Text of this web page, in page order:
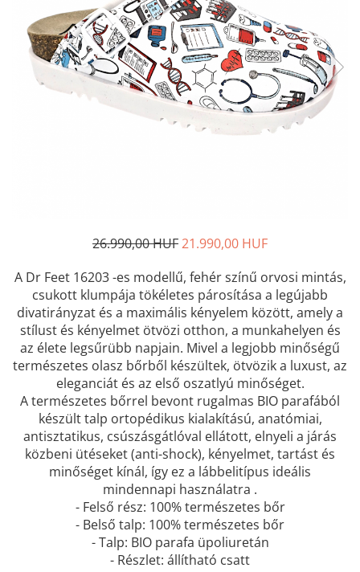
Női nyitott papucs - DOSS
Női szandál - DOSS
Férfi nyitott papucs - DOSS
Házi papucs - DOSS
PIUMETTA - gördülő talpú lábbeli
Női csukott papucs - Leon
Férfi csukott papucs - Leon
Női nyitott papucs - Leon
Női szandál - Leon
Férfi nyitott papucs
NYÁRI NŐI LÁBBELI KOLLEKCIÓ
Papucs
NYARI FÉRFI LÁBBELI KOLLEKCIÓ
GYEREK SZANDÁL ÉS PAPUCS
STERILIZÁLHATÓ KLUMPA
TÉLI GYAPJÚ PAPUCSOK - női és
KIVEHETŐ TALPBETÉTES KLUMPA
BÜTYKÖS LÁBRA VALÓ PAPUCS
26.990,00 HUF21.990,00 HUF
A Dr Feet 16203 -es modellű, fehér színű orvosi mintás,
csukott klumpája tökéletes párosítása a legújabb
divatirányzat és a maximális kényelem között, amely a
stílust és kényelmet ötvözi otthon, a munkahelyen és
az élete legsűrübb napjain. Mivel a legjobb minőségű
természetes olasz bőrből készültek, ötvözik a luxust, az
eleganciát és az első oszatlyú minőséget.
A természetes bőrrel bevont rugalmas BIO parafából
készült talp ortopédikus kialakítású, anatómiai,
antisztatikus, csúszásgátlóval ellátott, elnyeli a járás
közbeni ütéseket (anti-shock), kényelmet, tartást és
minőséget kínál, így ez a lábbelitípus ideális
mindennapi használatra .
- Felső rész: 100% természetes bőr
- Belső talp: 100% természetes bőr
- Talp: BIO parafa üpoliuretán
- Részlet: állítható csatt